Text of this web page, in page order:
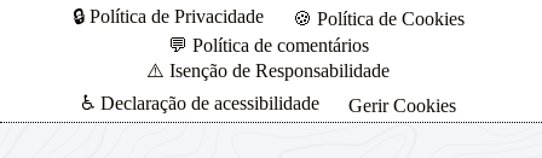
🔒 Política de Privacidade
🍪 Política de Cookies
💬 Política de comentários
⚠️ Isenção de Responsabilidade
♿ Declaração de acessibilidade
Gerir Cookies